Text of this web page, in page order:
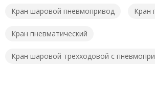
Кран шаровой пневмопривод Кран
Кран пневматический
Кран шаровой трехходовой с